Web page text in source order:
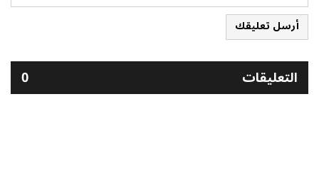
أرسل تعليقك
التعليقات 0